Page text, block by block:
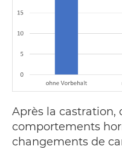
Après la castration,
comportements
changements de